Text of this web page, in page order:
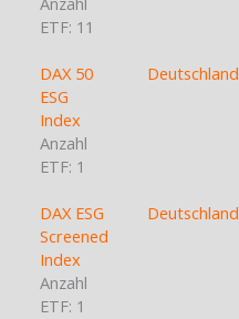
ETF: 11
DAX 50
ESG
Index
Anzahl
ETF: 1
Deutschland
DAX ESG
Screened
Index
Anzahl
ETF: 1
Deutschland